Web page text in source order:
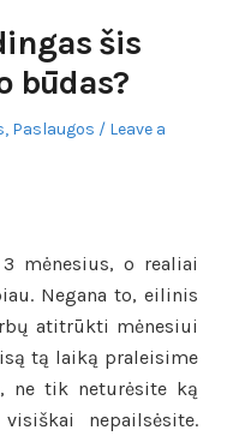
šis
būdas?
, Paslaugos
Leave a
mėnesius, o realiai
Negana to, eilinis
atitrūkti mėnesiui
tą laiką praleisime
ne tik neturėsite ką
nepailsėsite.